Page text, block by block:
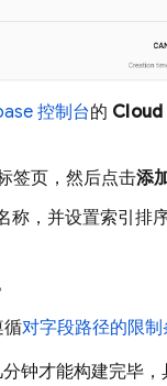
控制台的
签页，然后点击添
称，并设置索引排
循对字段路径的限制
钟才能构建完毕